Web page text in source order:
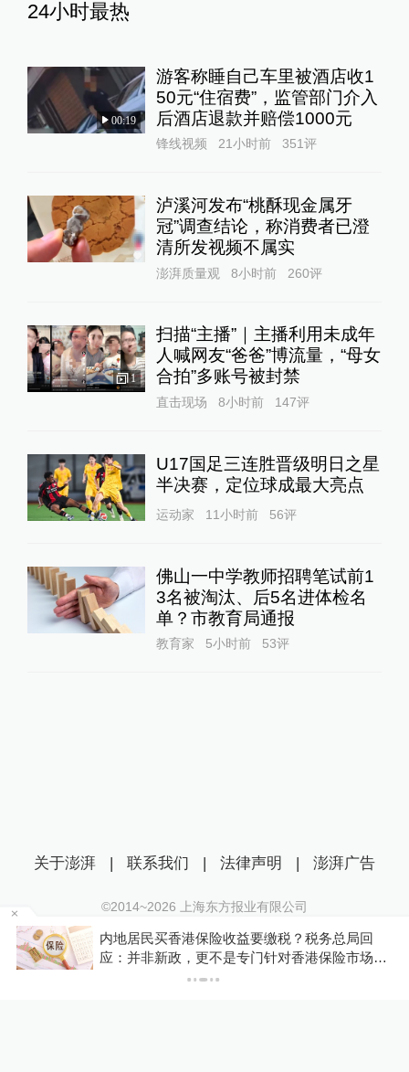
24小时最热
00:19
游客称睡自己车里被酒店收1
50元“住宿费”，监管部门介入
后酒店退款并赔偿1000元
锋线视频 21小时前 351评
泸溪河发布“桃酥现金属牙
冠”调查结论，称消费者已澄
清所发视频不属实
澎湃质量观 8小时前 260评
1
扫描“主播”｜主播利用未成年
人喊网友“爸爸”博流量，“母女
合拍”多账号被封禁
直击现场 8小时前 147评
U17国足三连胜晋级明日之星
半决赛，定位球成最大亮点
运动家 11小时前 56评
佛山一中学教师招聘笔试前1
3名被淘汰、后5名进体检名
单？市教育局通报
教育家 5小时前 53评
税务总局回
港保险市场，
官方再通报“特教老师招聘违规”：多
政务处分和组织处理
关于澎湃 | 联系我们 | 法律声明 | 澎湃广告
©2014~2026 上海东方报业有限公司
沪ICP证：沪B2-20170116 | 沪ICP备14003370号
互联网新闻信息服务许可证：31120170006
沪公网安备 31010602000299号